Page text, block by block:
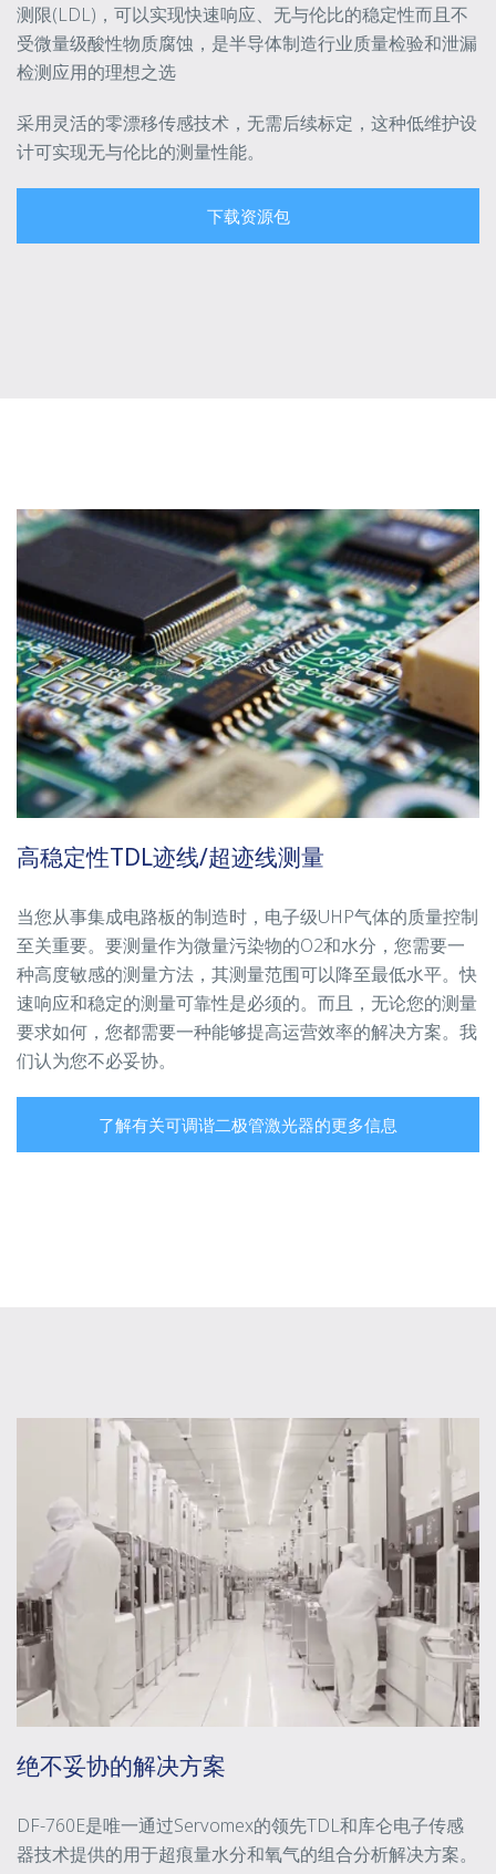
测限(LDL)，可以实现快速响应、无与伦比的稳定性而且不
受微量级酸性物质腐蚀，是半导体制造行业质量检验和泄漏
检测应用的理想之选
采用灵活的零漂移传感技术，无需后续标定，这种低维护设
计可实现无与伦比的测量性能。
下载资源包
高稳定性TDL迹线/超迹线测量
当您从事集成电路板的制造时，电子级UHP气体的质量控制
至关重要。要测量作为微量污染物的O2和水分，您需要一
种高度敏感的测量方法，其测量范围可以降至最低水平。快
速响应和稳定的测量可靠性是必须的。而且，无论您的测量
要求如何，您都需要一种能够提高运营效率的解决方案。我
们认为您不必妥协。
了解有关可调谐二极管激光器的更多信息
绝不妥协的解决方案
DF-760E是唯一通过Servomex的领先TDL和库仑电子传感
器技术提供的用于超痕量水分和氧气的组合分析解决方案。